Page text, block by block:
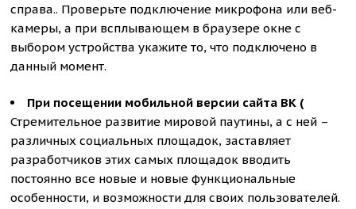
справа.. Проверьте подключение микрофона или веб-
камеры, а при всплывающем в браузере окне с
выбором устройства укажите то, что подключено в
данный момент.
При посещении мобильной версии сайта ВК (
Стремительное развитие мировой паутины, а с ней –
различных социальных площадок, заставляет
разработчиков этих самых площадок вводить
постоянно все новые и новые функциональные
особенности, и возможности для своих пользователей.